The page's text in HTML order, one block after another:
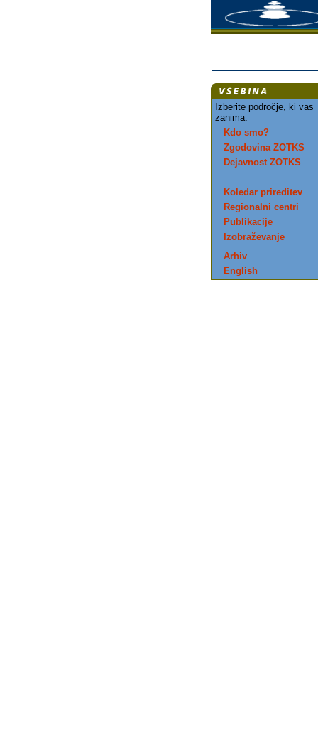
Izberite področje, ki vas
zanima:
Kdo smo?
Zgodovina ZOTKS
Dejavnost ZOTKS
Koledar prireditev
Regionalni centri
Publikacije
Izobraževanje
Arhiv
English